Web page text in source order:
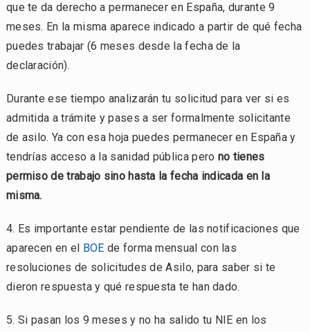
que te da derecho a permanecer en España, durante 9
meses. En la misma aparece indicado a partir de qué fecha
puedes trabajar (6 meses desde la fecha de la
declaración).
Durante ese tiempo analizarán tu solicitud para ver si es
admitida a trámite y pases a ser formalmente solicitante
de asilo. Ya con esa hoja puedes permanecer en España y
tendrías acceso a la sanidad pública pero no tienes
permiso de trabajo sino hasta la fecha indicada en la
misma.
4. Es importante estar pendiente de las notificaciones que
aparecen en el
BOE de forma mensual con las
resoluciones de solicitudes de Asilo, para saber si te
dieron respuesta y qué respuesta te han dado.
5. Si pasan los 9 meses y no ha salido tu NIE en los